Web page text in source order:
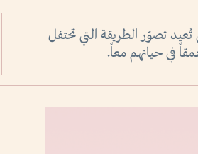
تصوّر الطريقة التي تحتفل
في حياتهم معاً.